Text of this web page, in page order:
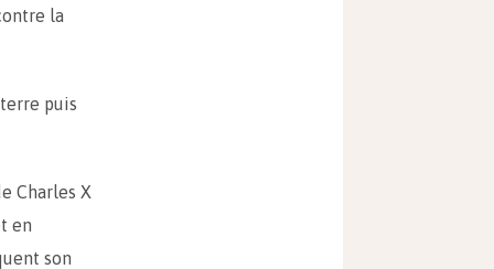
la
puis
Charles X
en
son